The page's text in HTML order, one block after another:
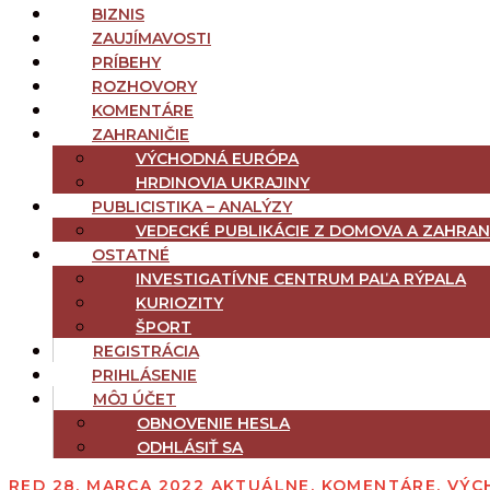
BIZNIS
ZAUJÍMAVOSTI
PRÍBEHY
ROZHOVORY
KOMENTÁRE
ZAHRANIČIE
VÝCHODNÁ EURÓPA
HRDINOVIA UKRAJINY
PUBLICISTIKA – ANALÝZY
VEDECKÉ PUBLIKÁCIE Z DOMOVA A
OSTATNÉ
INVESTIGATÍVNE CENTRUM PAĽA RÝPALA
KURIOZITY
ŠPORT
REGISTRÁCIA
PRIHLÁSENIE
MÔJ ÚČET
OBNOVENIE HESLA
ODHLÁSIŤ SA
RED 28. MARCA 2022 AKTUÁLNE , KOMENTÁRE,